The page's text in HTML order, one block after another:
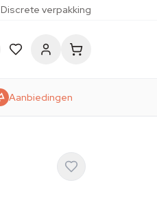
Discrete verpakking
Aanbiedingen